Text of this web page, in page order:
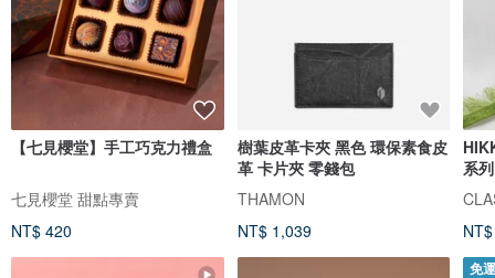
【七見櫻堂】手工巧克力禮盒
七見櫻堂 甜點專賣
NT$ 420
樹葉皮革卡夾 黑色 環保素食皮
革 卡片夾 零錢包
THAMON
NT$ 1,039
系
免